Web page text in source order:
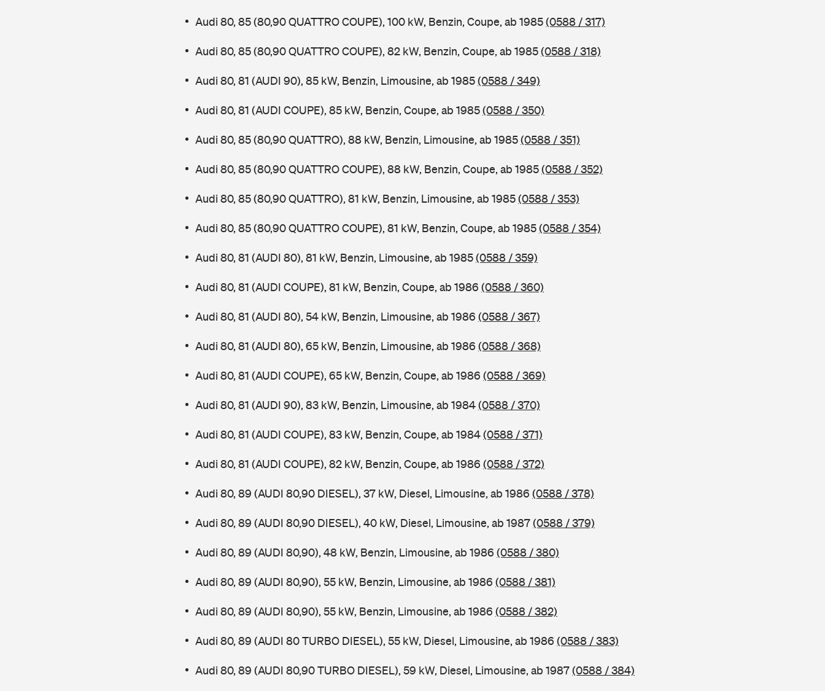
Audi 80, 85 (80,90 QUATTRO COUPE), 100 kW, Benzin, Coupe, ab 1985(0588 / 317)
Audi 80, 85 (80,90 QUATTRO COUPE), 82 kW, Benzin, Coupe, ab 1985(0588 / 318)
Audi 80, 81 (AUDI 90), 85 kW, Benzin, Limousine, ab 1985(0588 / 349)
Audi 80, 81 (AUDI COUPE), 85 kW, Benzin, Coupe, ab 1985(0588 / 350)
Audi 80, 85 (80,90 QUATTRO), 88 kW, Benzin, Limousine, ab 1985(0588 / 351)
Audi 80, 85 (80,90 QUATTRO COUPE), 88 kW, Benzin, Coupe, ab 1985(0588 / 352)
Audi 80, 85 (80,90 QUATTRO), 81 kW, Benzin, Limousine, ab 1985(0588 / 353)
Audi 80, 85 (80,90 QUATTRO COUPE), 81 kW, Benzin, Coupe, ab 1985(0588 / 354)
Audi 80, 81 (AUDI 80), 81 kW, Benzin, Limousine, ab 1985(0588 / 359)
Audi 80, 81 (AUDI COUPE), 81 kW, Benzin, Coupe, ab 1986 (0588 / 360)
Audi 80, 81 (AUDI 80), 54 kW, Benzin, Limousine, ab 1986 (0588 / 367)
Audi 80, 81 (AUDI 80), 65 kW, Benzin, Limousine, ab 1986 (0588 / 368)
Audi 80, 81 (AUDI COUPE), 65 kW, Benzin, Coupe, ab 1986 (0588 / 369)
Audi 80, 81 (AUDI 90), 83 kW, Benzin, Limousine, ab 1984(0588 / 370)
Audi 80, 81 (AUDI COUPE), 83 kW, Benzin, Coupe, ab 1984(0588 / 371)
Audi 80, 81 (AUDI COUPE), 82 kW, Benzin, Coupe, ab 1986 (0588 / 372)
Audi 80, 89 (AUDI 80,90 DIESEL), 37 kW, Diesel, Limousine, ab 1986 (0588 / 378)
Audi 80, 89 (AUDI 80,90 DIESEL), 40 kW, Diesel, Limousine, ab 1987(0588 / 379)
Audi 80, 89 (AUDI 80,90), 48 kW, Benzin, Limousine, ab 1986 (0588 / 380)
Audi 80, 89 (AUDI 80,90), 55 kW, Benzin, Limousine, ab 1986 (0588 / 381)
Audi 80, 89 (AUDI 80,90), 55 kW, Benzin, Limousine, ab 1986 (0588 / 382)
Audi 80, 89 (AUDI 80 TURBO DIESEL), 55 kW, Diesel, Limousine, ab 1986 (0588 / 383)
Audi 80, 89 (AUDI 80,90 TURBO DIESEL), 59 kW, Diesel, Limousine, ab 1987(0588 / 384)